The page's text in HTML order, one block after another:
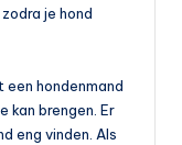
je hond
hondenmand
kan brengen. Er
eng vinden. Als